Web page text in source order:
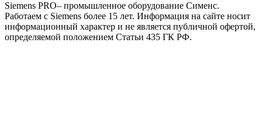
Siemens PRO– промышленное оборудование Сименс.
Работаем с Siemens более 15 лет. Информация на сайте носит
информационный характер и не является публичной офертой,
определяемой положением Статьи 435 ГК РФ.